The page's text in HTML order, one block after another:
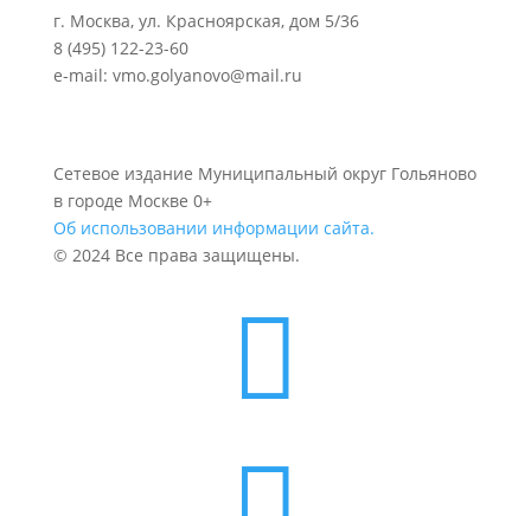
г. Москва, ул. Красноярская, дом 5/36
8 (495) 122-23-60
e-mail: vmo.golyanovo@mail.ru
Сетевое издание Муниципальный округ Гольяново
в городе Москве 0+
Об использовании информации сайта.
© 2024 Все права защищены.
